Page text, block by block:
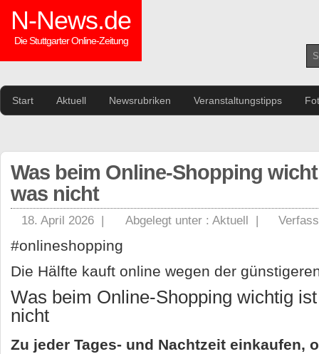
N-News.de
Die Stuttgarter Online-Zeitung
Start Aktuell Newsrubriken Veranstaltungstipps
Was beim Online-Shopping
was nicht
18. April 2026 | Abgelegt unter : Aktuell |
#onlineshopping
Die Hälfte kauft online wegen der
Was beim Online-Shopping wichtig
nicht
Zu jeder Tages- und Nachtzeit einkaufen,